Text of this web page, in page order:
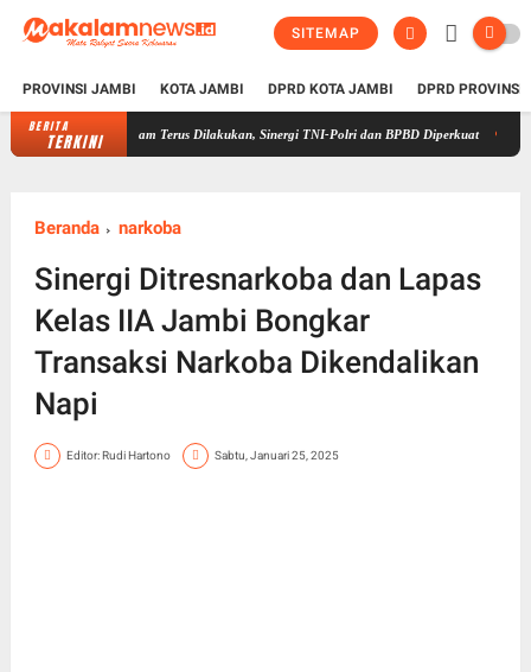
SITEMAP
PROVINSI JAMBI KOTA JAMBI DPRD KOTA JAMBI DPRD
BERITA
TERKINI
Gelam Terus Dilakukan, Sinergi TNI-Polri dan BPBD Diperkuat Cerianya 50
Beranda narkoba
Sinergi Ditresnarkoba dan Lapas
Kelas IIA Jambi Bongkar
Transaksi Narkoba Dikendalikan
Napi
Editor: Rudi Hartono Sabtu, Januari 25, 2025